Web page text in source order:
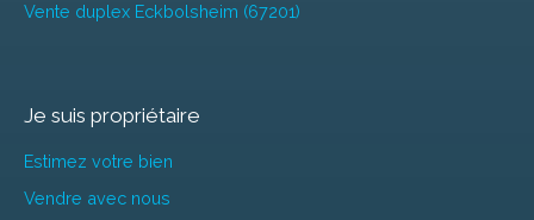
Vente duplex Eckbolsheim (67201)
Je suis propriétaire
Estimez votre bien
Vendre avec nous